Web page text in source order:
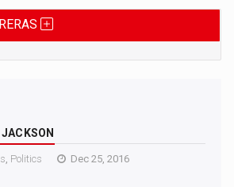
Politics
Dec 25, 2016